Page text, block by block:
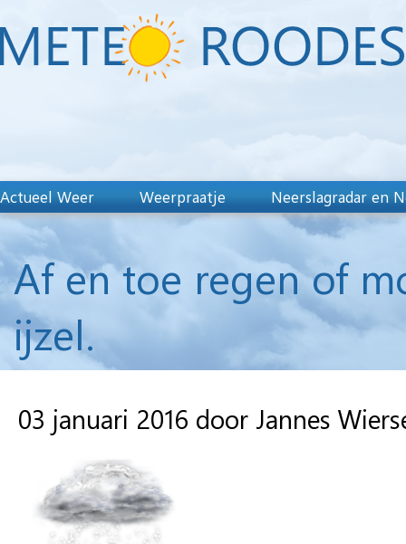
Actueel Weer Weerpraatje Neerslagradar en
Af en toe regen of
ijzel.
03 januari 2016 door Jannes